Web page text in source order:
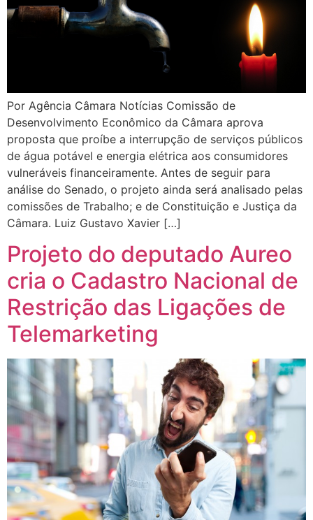
Por Agência Câmara Notícias Comissão de
Desenvolvimento Econômico da Câmara aprova
proposta que proíbe a interrupção de serviços públicos
de água potável e energia elétrica aos consumidores
vulneráveis financeiramente. Antes de seguir para
análise do Senado, o projeto ainda será analisado pelas
comissões de Trabalho; e de Constituição e Justiça da
Câmara. Luiz Gustavo Xavier […]
Projeto do deputado Aureo
cria o Cadastro Nacional de
Restrição das Ligações de
Telemarketing